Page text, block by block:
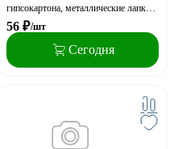
гипсокартона, металлические лапки,
с саморезами КУ1202
56 ₽/шт
Сегодня